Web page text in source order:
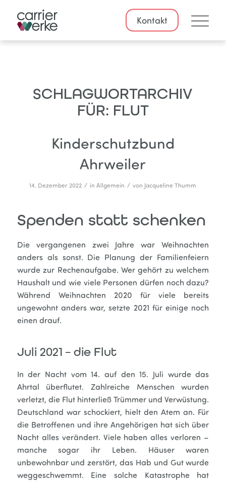
Kontakt
SCHLAGWORTARCHIV
FÜR: FLUT
Kinderschutzbund
Ahrweiler
14. Dezember 2022 / inAllgemein / von Jacqueline Thumm
Spenden statt schenken
Die vergangenen zwei Jahre war Weihnachten
anders als sonst. Die Planung der Familienfeiern
wurde zur Rechenaufgabe. Wer gehört zu welchem
Haushalt und wie viele Personen dürfen noch dazu?
Während Weihnachten 2020 für viele bereits
ungewohnt anders war, setzte 2021 für einige noch
einen drauf.
Juli 2021 – die Flut
In der Nacht vom 14. auf den 15. Juli wurde das
Ahrtal überflutet. Zahlreiche Menschen wurden
verletzt, die Flut hinterließ Trümmer und Verwüstung.
Deutschland war schockiert, hielt den Atem an. Für
die Betroffenen und ihre Angehörigen hat sich über
Nacht alles verändert. Viele haben alles verloren –
manche sogar ihr Leben. Häuser waren
unbewohnbar und zerstört, das Hab und Gut wurde
weggeschwemmt. Eine solche Katastrophe hat